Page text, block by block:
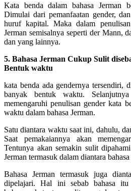
Kata benda dalam bahasa Jerman
Dimulai dari pemanfaatan gender,
huruf kapital. Maka dalam
Jerman semisalnya seperti der Mann,
dan yang lainnya.
5. Bahasa Jerman Cukup Sulit
Bentuk waktu
kata benda ada gendernya tersendiri,
banyak bentuk waktu.
memengaruhi penulisan gender kata
waktu dalam bahasa Jerman.
Satu diantara waktu saat ini, dahulu,
Saat pemakaiannya akan
Tentunya akan semakin sulit
Jerman termasuk dalam diantara
Bahasa Jerman termasuk juga
dipelajari. Hal ini sebab bahasa itu